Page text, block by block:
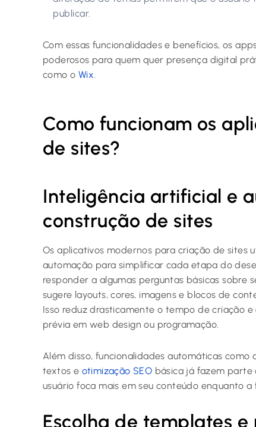
publicar.
Com essas funcionalidades e benefícios, os
poderosos para quem quer presença digital
como o Wix.
Como funcionam os
de sites?
Inteligência artificial e
construção de sites
Os aplicativos modernos para criação de sites
automação para simplificar cada etapa do
responder a algumas perguntas básicas sobre
sugere layouts, cores, imagens e blocos de
Isso reduz drasticamente o tempo de criação
prévia em web design ou programação.
Além disso, funcionalidades automáticas
textos e otimização SEO básica já fazem parte
usuário foca mais em seu conteúdo enquanto
Escolha de templates